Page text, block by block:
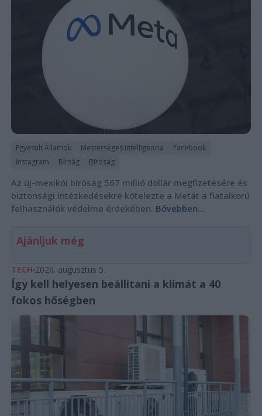
Egyesült Államok Mesterséges intelligencia
Facebook
Instagram
Bírság Bíróság
Az új-mexikói bíróság 567 millió dollár megfizetésére és
biztonsági intézkedésekre kötelezte a Metát a fiatalkorú
felhasználók védelme érdekében. Bővebben...
Ajánljuk még
TECH 2026. augusztus 5.
Így kell helyesen beállítani a klímát a 40
fokos hőségben